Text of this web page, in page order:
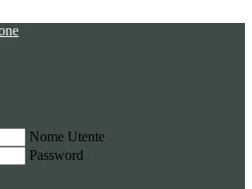
Nome Utente
Password